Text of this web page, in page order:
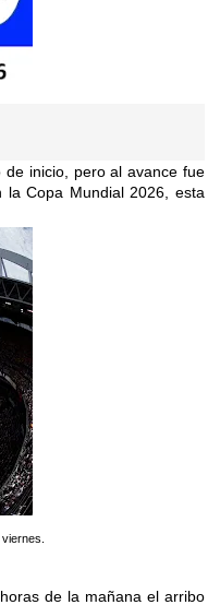
de inicio, pero al avance fue
la Copa Mundial 2026, esta
de la mañana el arribo